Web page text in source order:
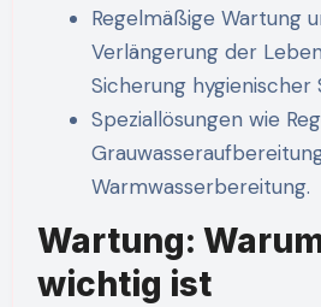
Regelmäßige Wartung
Verlängerung der
Sicherung hygienischer
Speziallösungen wie
Warmwasserbereitung.
Wartung:
wichtig ist